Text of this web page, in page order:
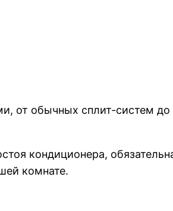
обычных сплит-систем до
кондиционера,
комнате.